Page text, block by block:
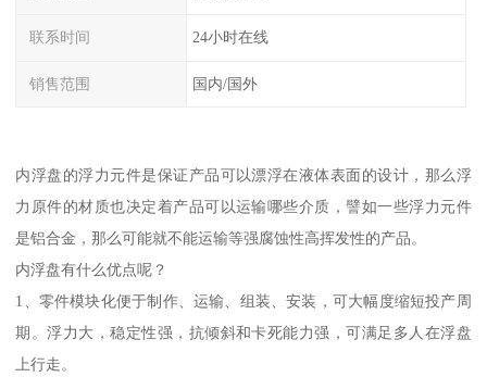
联系时间 24小时在线
销售范围 国内/国外
内浮盘的浮力元件是保证产品可以漂浮在液体表面的设计，那么浮
力原件的材质也决定着产品可以运输哪些介质，譬如一些浮力元件
是铝合金，那么可能就不能运输等强腐蚀性高挥发性的产品。
内浮盘有什么优点呢？
1、零件模块化便于制作、运输、组装、安装，可大幅度缩短投产周
期。浮力大，稳定性强，抗倾斜和卡死能力强，可满足多人在浮盘
上行走。